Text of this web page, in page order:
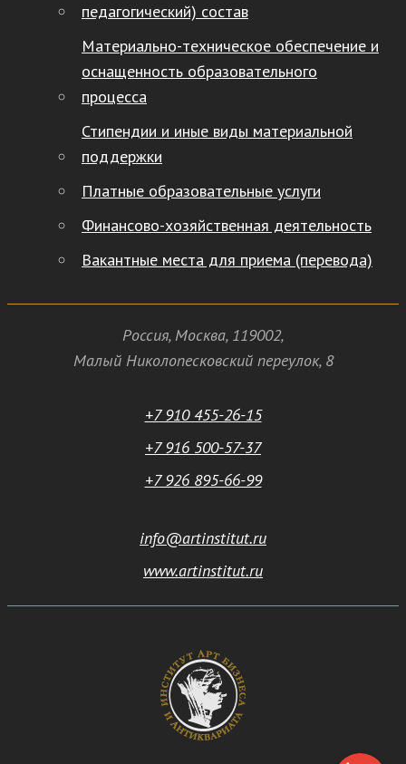
педагогический) состав
Материально-техническое обеспечение и
оснащенность образовательного
процесса
Стипендии и иные виды материальной
поддержки
Платные образовательные услуги
Финансово-хозяйственная деятельность
Вакантные места для приема (перевода)
Россия, Москва, 119002,
Малый Николопесковский переулок,8
+7 910 455-26-15
+7 916 500-57-37
+7 926 895-66-99
info@artinstitut.ru
www.artinstitut.ru